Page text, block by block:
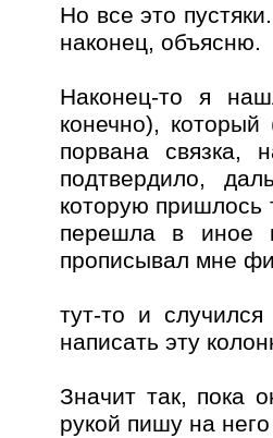
Но все это
наконец, объясню.
Наконец-то я
конечно),
порвана связка,
подтвердило,
которую пришлось
перешла в иное
прописывал мне
тут-то и
написать эту
Значит так, пока
рукой пишу на